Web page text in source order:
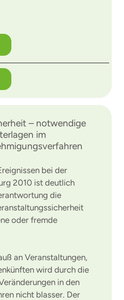
– notwendige
im
bei der
2010 ist deutlich
die
oder fremde
an Veranstaltungen,
wird durch die
in den
nicht blasser. Der